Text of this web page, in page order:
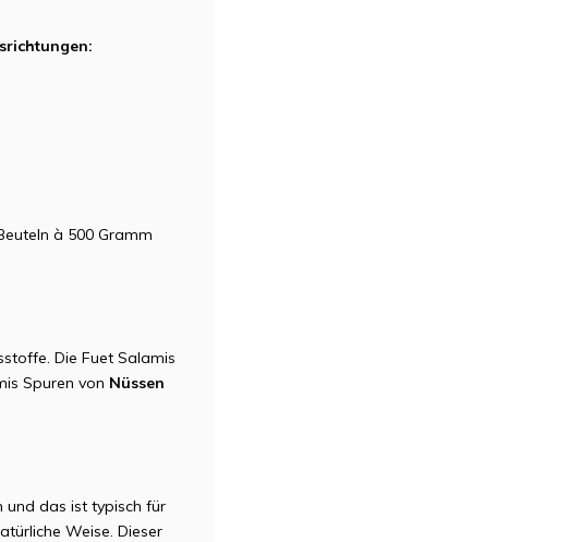
à 500 Gramm
Die Fuet Salamis
Spuren von Nüssen
und das ist typisch für
Weise. Dieser